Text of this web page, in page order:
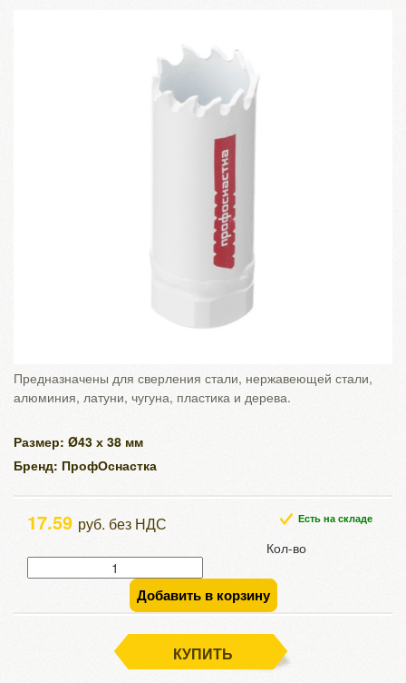
Предназначены для сверления стали, нержавеющей стали,
алюминия, латуни, чугуна, пластика и дерева.
Размер: Ø43 х 38 мм
Бренд: ПрофОснастка
17.59 руб. без НДС Есть на складе
Кол-во
Добавить в корзину
КУПИТЬ